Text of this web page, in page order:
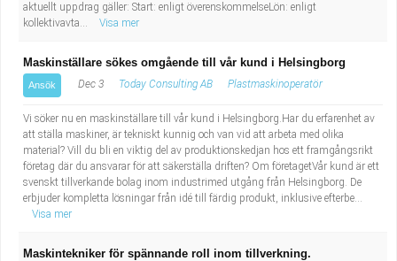
aktuellt uppdrag gäller: Start: enligt överenskommelseLön: enligt
kollektivavta...
Visa mer
Maskinställare sökes omgående till vår kund i Helsingborg
Ansök Dec 3 Today Consulting AB Plastmaskinoperatör
Vi söker nu en maskinställare till vår kund i Helsingborg.Har du erfarenhet av
att ställa maskiner, är tekniskt kunnig och van vid att arbeta med olika
material? Vill du bli en viktig del av produktionskedjan hos ett framgångsrikt
företag där du ansvarar för att säkerställa driften? Om företagetVår kund är ett
svenskt tillverkande bolag inom industrimed utgång från Helsingborg. De
erbjuder kompletta lösningar från idé till färdig produkt, inklusive efterbe...
Visa mer
Maskintekniker för spännande roll inom tillverkning.